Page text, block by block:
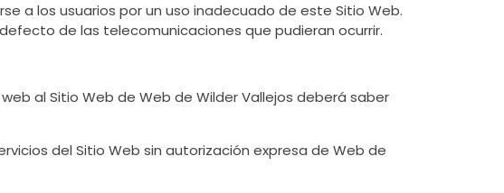
a los usuarios por un uso inadecuado de este Sitio Web.
de las telecomunicaciones que pudieran ocurrir.
al Sitio Web de Web de Wilder Vallejos deberá saber
del Sitio Web sin autorización expresa de Web de